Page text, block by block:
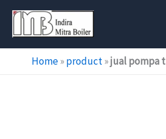
Skip
content
Home»product»jual pompa